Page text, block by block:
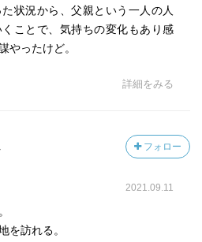
状況から、父親という一人の人
ことで、気持ちの変化もあり感
やったけど。
詳細をみる
フォロー
2021.09.11
を訪れる。